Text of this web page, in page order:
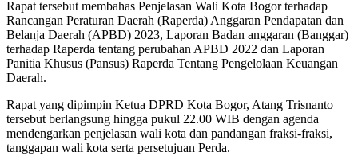
Rapat tersebut membahas Penjelasan Wali Kota Bogor terhadap
Rancangan Peraturan Daerah (Raperda) Anggaran Pendapatan dan
Belanja Daerah (APBD) 2023, Laporan Badan anggaran (Banggar)
terhadap Raperda tentang perubahan APBD 2022 dan Laporan
Panitia Khusus (Pansus) Raperda Tentang Pengelolaan Keuangan
Daerah.
Rapat yang dipimpin Ketua DPRD Kota Bogor, Atang Trisnanto
tersebut berlangsung hingga pukul 22.00 WIB dengan agenda
mendengarkan penjelasan wali kota dan pandangan fraksi-fraksi,
tanggapan wali kota serta persetujuan Perda.